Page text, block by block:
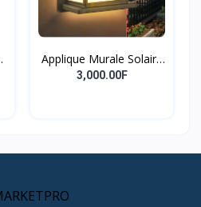
Applique Murale Solaire
Extérieure Étanche,
3,000.00F